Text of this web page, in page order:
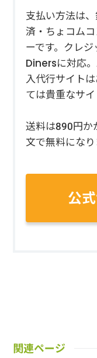
支払い方法は
済・ちょコム
ーです。クレ
Dinersに対応
入代行サイト
ては貴重なサイ
送料は890円か
文で無料になり
公
関連ページ